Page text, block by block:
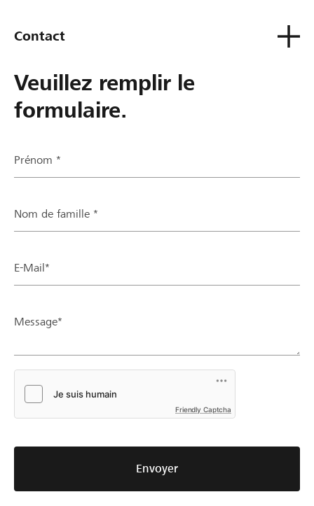
Contact
Veuillez remplir le
formulaire.
Prénom *
Nom de famille *
E-Mail*
Message*
Friendly Captcha
Envoyer